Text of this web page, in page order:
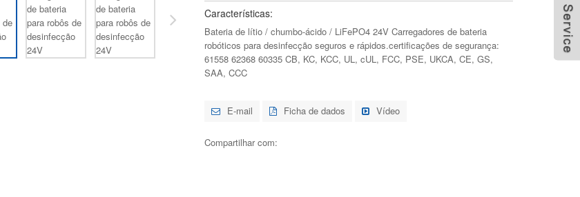
Características:
Bateria de lítio / chumbo-ácido / LiFePO4 24V Carregadores de bateria
robóticos para desinfecção seguros e rápidos.certificações de segurança:
61558 62368 60335 CB, KC, KCC, UL, cUL, FCC, PSE, UKCA, CE, GS,
SAA, CCC
E-mail Ficha de dados Vídeo
Compartilhar com: